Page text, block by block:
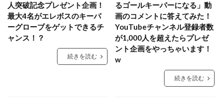
人突破記念プレゼント企画！
最大4名がエレボスのキーパ
ーグローブをゲットできるチ
ャンス！？
続きを読む
るゴールキーパーになる」動
画のコメントに答えてみた！
YouTubeチャンネル登録者数
が1,000人を超えたらプレゼ
ント企画をやっちゃいます！
w
続きを読む
U-14
urawareds Xブロック
YouTube
YOUは何しに日本へ
ところざわさくらタウン
なでしこ
アウトプット
アタック
アトレティコ・マドリード
イタリア
インターネット
インナーダイビング
エデルソン